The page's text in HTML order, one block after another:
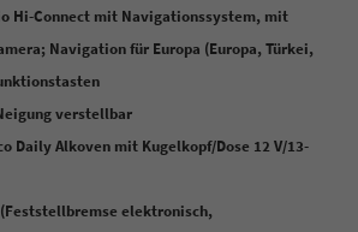
Hi-Connect mit Navigationssystem, mit
Navigation für Europa (Europa, Türkei,
verstellbar
Daily Alkoven mit Kugelkopf/Dose 12 V/13-
elektronisch,